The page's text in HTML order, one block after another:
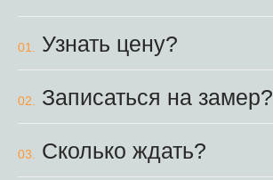
01. Узнать цену?
02. Записаться на замер?
03. Сколько ждать?